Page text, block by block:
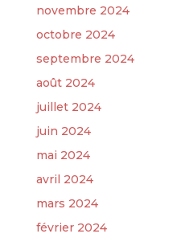
novembre 2024
octobre 2024
septembre 2024
août 2024
juillet 2024
juin 2024
mai 2024
avril 2024
mars 2024
février 2024